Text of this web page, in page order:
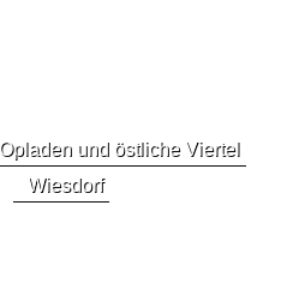
Opladen und östliche Viertel
Wiesdorf